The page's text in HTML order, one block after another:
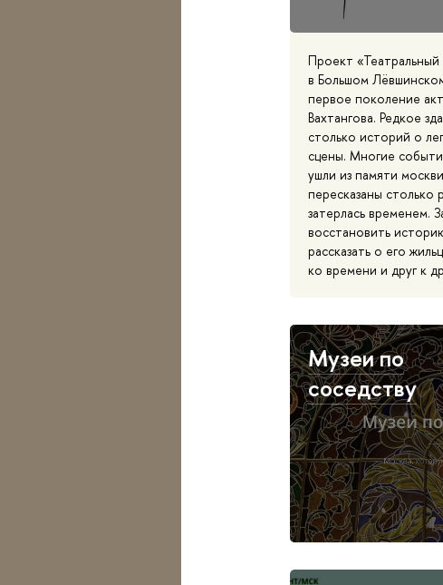
Проект
в Большом
первое поколение
Вахтангова. Редкое
столько историй о
сцены. Многие
ушли из памяти
пересказаны столько
затерлась временем.
восстановить
рассказать о его
ко времени и друг к
Музеи по
соседству